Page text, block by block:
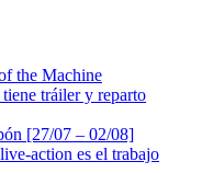
the Machine
tráiler y reparto
[27/07 – 02/08]
action es el trabajo